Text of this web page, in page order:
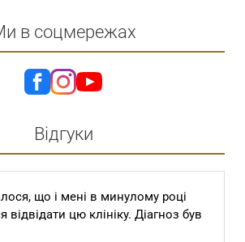
в соцмережах
Відгуки
що і мені в минулому році
відвідати цю клініку. Діагноз був